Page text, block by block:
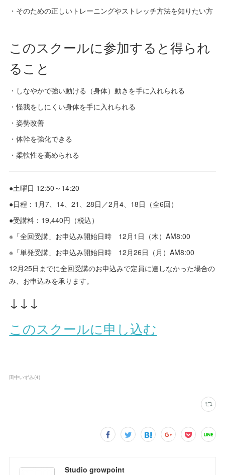
・そのための正しいトレーニングやストレッチ方法を知りたい方
このスクールに参加すると得られ
ること
・しなやかで強い動ける（身体）動きを手に入れられる
・怪我をしにくい身体を手に入れられる
・姿勢改善
・体幹を強化できる
・柔軟性を高められる
●土曜日 12:50～14:20
●日程：1月7、14、21、28日／2月4、18日（全6回）
●受講料：19,440円（税込）
※「全回受講」お申込み開始日時 12月1日（木）AM8:00
※「単発受講」お申込み開始日時 12月26日（月）AM8:00
12月25日までに全回受講のお申込みで定員に達しなかった場合の
み、お申込みを承ります。
↓↓↓
このスクールに申し込む
田中いずみ(4)
Studio growpoint